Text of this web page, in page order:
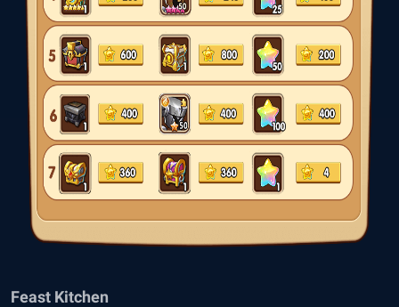
Feast Kitchen